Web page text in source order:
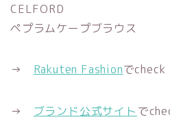
CELFORD
ペプラムケープブラウス
→ Rakuten Fashionでcheck
→ ブランド公式サイト で